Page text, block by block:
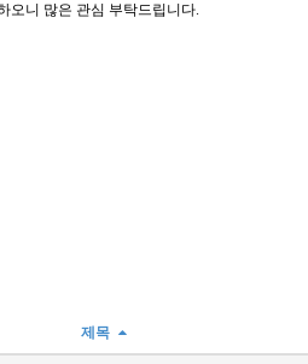
오니 많은 관심 부탁드립니다.
제목